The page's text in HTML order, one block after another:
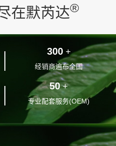
在默芮达®
300 +
经销商遍布全国
50 +
专业配套服务(OEM)